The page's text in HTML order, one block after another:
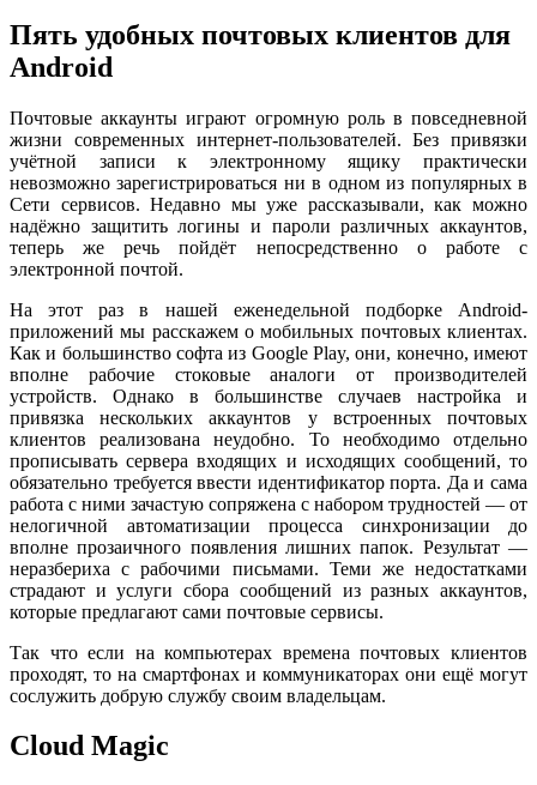
Пять удобных почтовых клиентов для
Android
Почтовые аккаунты играют огромную роль в повседневной
жизни современных интернет-пользователей. Без привязки
учётной записи к электронному ящику практически
невозможно зарегистрироваться ни в одном из популярных в
Сети сервисов. Недавно мы уже рассказывали, как можно
надёжно защитить логины и пароли различных аккаунтов,
теперь же речь пойдёт непосредственно о работе с
электронной почтой.
На этот раз в нашей еженедельной подборке Android-
приложений мы расскажем о мобильных почтовых клиентах.
Как и большинство софта из Google Play, они, конечно, имеют
вполне рабочие стоковые аналоги от производителей
устройств. Однако в большинстве случаев настройка и
привязка нескольких аккаунтов у встроенных почтовых
клиентов реализована неудобно. То необходимо отдельно
прописывать сервера входящих и исходящих сообщений, то
обязательно требуется ввести идентификатор порта. Да и сама
работа с ними зачастую сопряжена с набором трудностей — от
нелогичной автоматизации процесса синхронизации до
вполне прозаичного появления лишних папок. Результат —
неразбериха с рабочими письмами. Теми же недостатками
страдают и услуги сбора сообщений из разных аккаунтов,
которые предлагают сами почтовые сервисы.
Так что если на компьютерах времена почтовых клиентов
проходят, то на смартфонах и коммуникаторах они ещё могут
сослужить добрую службу своим владельцам.
Cloud Magic